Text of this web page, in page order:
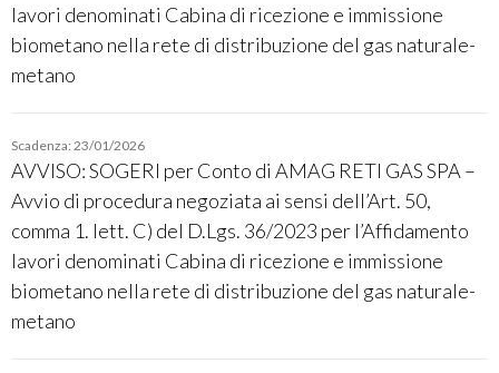
lavori denominati Cabina di ricezione e immissione
biometano nella rete di distribuzione del gas naturale-
metano
Scadenza: 23/01/2026
AVVISO: SOGERI per Conto di AMAG RETI GAS SPA –
Avvio di procedura negoziata ai sensi dell’Art. 50,
comma 1. lett. C) del D.Lgs. 36/2023 per l’Affidamento
lavori denominati Cabina di ricezione e immissione
biometano nella rete di distribuzione del gas naturale-
metano